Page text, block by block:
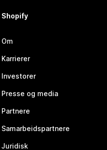
Shopify
Om
Karrierer
Investorer
Presse og media
Partnere
Samarbeidspartnere
Juridisk